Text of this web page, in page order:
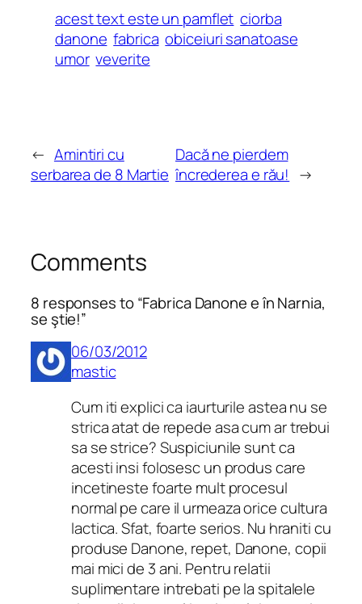
acest text este un pamflet ciorba
danone fabrica obiceiuri sanatoase
umor veverite
← Amintiri cu
serbarea de 8 Martie
Dacă ne pierdem
încrederea e rău! →
Comments
8 responses to “Fabrica Danone e în Narnia,
se ştie!”
06/03/2012
mastic
Cum iti explici ca iaurturile astea nu se
strica atat de repede asa cum ar trebui
sa se strice? Suspiciunile sunt ca
acesti insi folosesc un produs care
incetineste foarte mult procesul
normal pe care il urmeaza orice cultura
lactica. Sfat, foarte serios. Nu hraniti cu
produse Danone, repet, Danone, copii
mai mici de 3 ani. Pentru relatii
suplimentare intrebati pe la spitalele